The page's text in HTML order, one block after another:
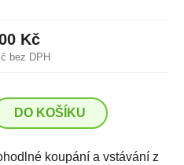
bez DPH
Kč
DO KOŠÍKU
koupání a vstávání z